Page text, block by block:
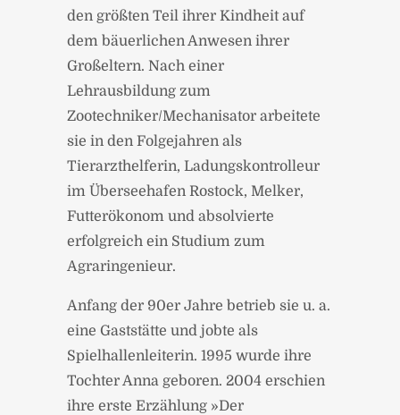
den größten Teil ihrer Kindheit auf
dem bäuerlichen Anwesen ihrer
Großeltern. Nach einer
Lehrausbildung zum
Zootechniker/Mechanisator arbeitete
sie in den Folgejahren als
Tierarzthelferin, Ladungskontrolleur
im Überseehafen Rostock, Melker,
Futterökonom und absolvierte
erfolgreich ein Studium zum
Agraringenieur.
Anfang der 90er Jahre betrieb sie u. a.
eine Gaststätte und jobte als
Spielhallenleiterin. 1995 wurde ihre
Tochter Anna geboren. 2004 erschien
ihre erste Erzählung »Der